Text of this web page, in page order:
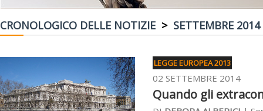
CRONOLOGICO DELLE NOTIZIE > SETTEMBRE 2014
LEGGE EUROPEA 2013
02 SETTEMBRE 2014
Quando gli